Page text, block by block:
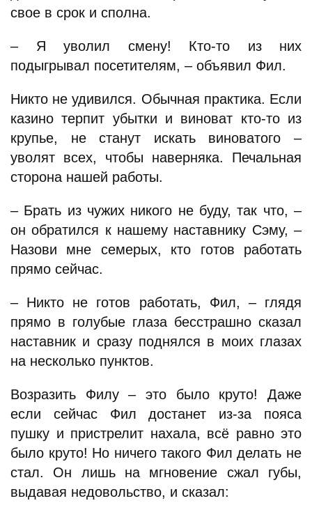
свое в срок и сполна.
– Я уволил смену! Кто-то из них
подыгрывал посетителям, – объявил Фил.
Никто не удивился. Обычная практика. Если
казино терпит убытки и виноват кто-то из
крупье, не станут искать виноватого –
уволят всех, чтобы наверняка. Печальная
сторона нашей работы.
– Брать из чужих никого не буду, так что, –
он обратился к нашему наставнику Сэму, –
Назови мне семерых, кто готов работать
прямо сейчас.
– Никто не готов работать, Фил, – глядя
прямо в голубые глаза бесстрашно сказал
наставник и сразу поднялся в моих глазах
на несколько пунктов.
Возразить Филу – это было круто! Даже
если сейчас Фил достанет из-за пояса
пушку и пристрелит нахала, всё равно это
было круто! Но ничего такого Фил делать не
стал. Он лишь на мгновение сжал губы,
выдавая недовольство, и сказал: